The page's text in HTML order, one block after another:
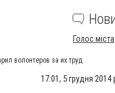
Голос міста
волонтеров за их труд
17:01, 5 грудня 2014